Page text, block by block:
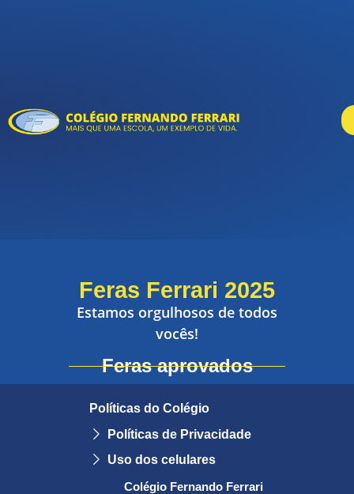
Feras Ferrari 2025
Estamos orgulhosos de todos
vocês!
Feras aprovados
Colégio Fernando Ferrari
Políticas do Colégio
Políticas de Privacidade
Uso dos celulares